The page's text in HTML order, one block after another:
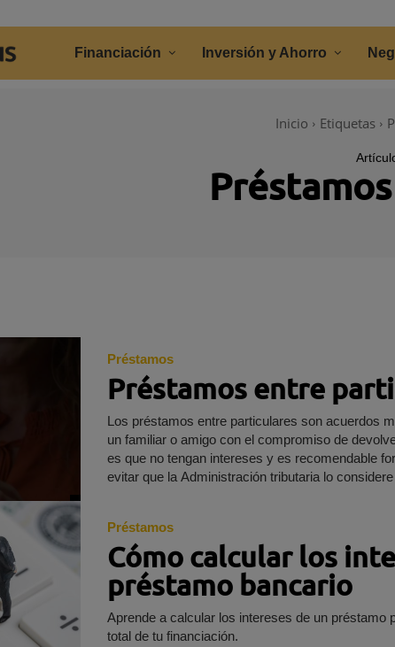
Financiación Inversión y Ahorro
Inicio Etiquetas
Préstamos
Préstamos entre
Los préstamos entre particulares son acuerdos
un familiar o amigo con el compromiso de
es que no tengan intereses y es recomendable
evitar que la Administración tributaria lo
Préstamos
Cómo calcular los
préstamo bancario
Aprende a calcular los intereses de un
total de tu financiación.